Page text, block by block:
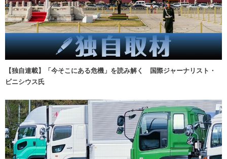
【独自連載】「今そこにある危機」を読み解く 国際ジャーナリスト・
ビニシウス氏